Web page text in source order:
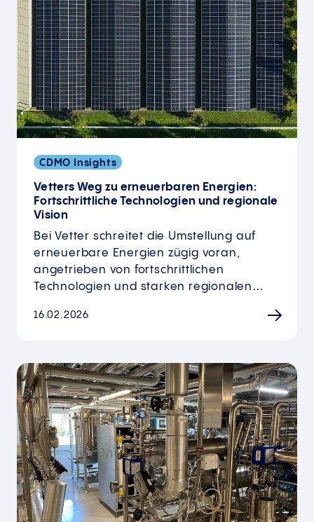
CDMO Insights
Vetters Weg zu erneuerbaren Energien:
Fortschrittliche Technologien und regionale
Vision
Bei Vetter schreitet die Umstellung auf
erneuerbare Energien zügig voran,
angetrieben von fortschrittlichen
Technologien und starken regionalen…
16.02.2026